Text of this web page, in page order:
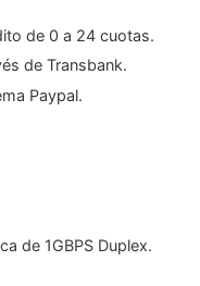
de 0 a 24 cuotas.
de Transbank.
Paypal.
de 1GBPS Duplex.